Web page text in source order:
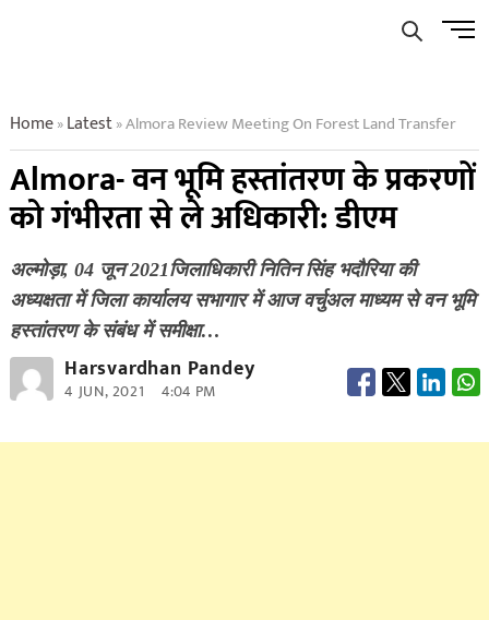
Menu
Home»Latest»Almora Review Meeting On Forest Land Transfer
Almora- वन भूमि हस्तांतरण के प्रकरणों
को गंभीरता से ले अधिकारी: डीएम
अल्मोड़ा, 04 जून 2021जिलाधिकारी नितिन सिंह भदौरिया की
अध्यक्षता में जिला कार्यालय सभागार में आज वर्चुअल माध्यम से वन भूमि
हस्तांतरण के संबंध में समीक्षा…
Harsvardhan Pandey
4 JUN, 2021 4:04 PM